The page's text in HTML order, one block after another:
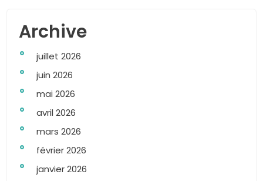
Archive
juillet 2026
juin 2026
mai 2026
avril 2026
mars 2026
février 2026
janvier 2026